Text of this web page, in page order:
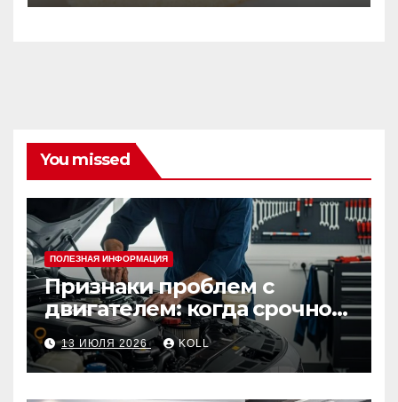
You missed
ПОЛЕЗНАЯ ИНФОРМАЦИЯ
Признаки проблем с
двигателем: когда срочно
ехать в сервис
13 ИЮЛЯ 2026 KOLL